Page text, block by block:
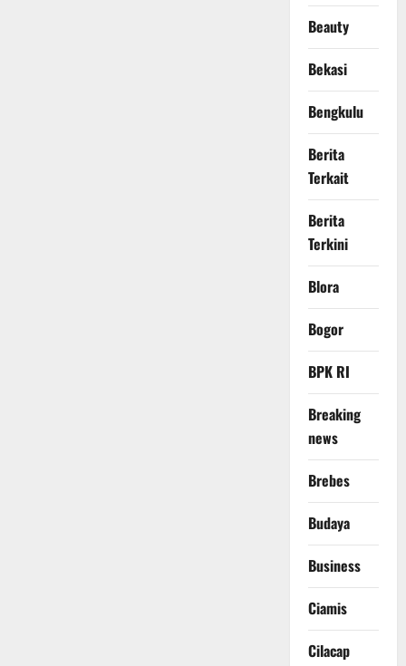
Beauty
Bekasi
Bengkulu
Berita
Terkait
Berita
Terkini
Blora
Bogor
BPK RI
Breaking
news
Brebes
Budaya
Business
Ciamis
Cilacap